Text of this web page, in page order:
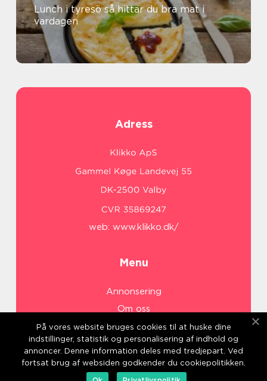
Lunch i tyresö så hittar du bra mat i
vardagen
Adress
web: www.klikko.dk/
Menu
Annonsering
Om oss
Cookies
Kontakta oss
Sitemap
På vores website bruges cookies til at huske dine
indstillinger, statistik og personalisering af indhold og
annoncer. Denne information deles med tredjepart. Ved
fortsat brug af websiden godkender du cookiepolitikken.